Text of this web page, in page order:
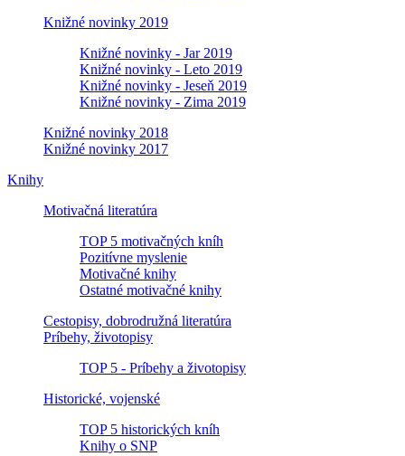
Knižné novinky 2019
Knižné novinky - Jar 2019
Knižné novinky - Leto 2019
Knižné novinky - Jeseň 2019
Knižné novinky - Zima 2019
Knižné novinky 2018
Knižné novinky 2017
Knihy
Motivačná literatúra
TOP 5 motivačných kníh
Pozitívne myslenie
Motivačné knihy
Ostatné motivačné knihy
Cestopisy, dobrodružná literatúra
Príbehy, životopisy
TOP 5 - Príbehy a životopisy
Historické, vojenské
TOP 5 historických kníh
Knihy o SNP